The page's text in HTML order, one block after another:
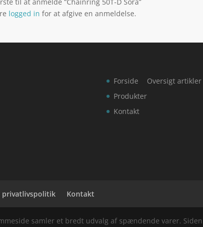
logged in for at afgive en anmeldelse.
Forside
Produkter
Kontakt
Oversigt artikler
privatlivspolitik Kontakt
samler et bredt udvalg af spændende varer.